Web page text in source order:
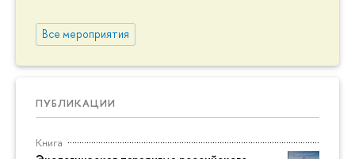
Все мероприятия
ПУБЛИКАЦИИ
Книга